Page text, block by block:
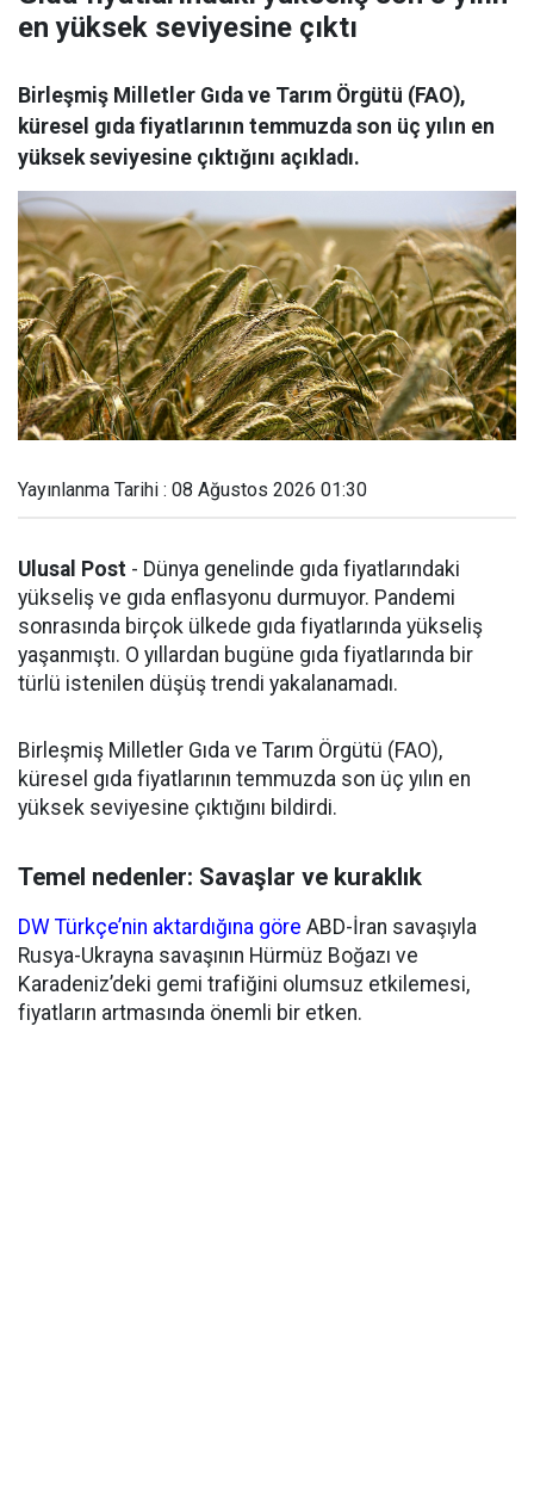
en yüksek seviyesine çıktı
Birleşmiş Milletler Gıda ve Tarım Örgütü (FAO),
küresel gıda fiyatlarının temmuzda son üç yılın en
yüksek seviyesine çıktığını açıkladı.
Yayınlanma Tarihi : 08 Ağustos 2026 01:30
Ulusal Post - Dünya genelinde gıda fiyatlarındaki
yükseliş ve gıda enflasyonu durmuyor. Pandemi
sonrasında birçok ülkede gıda fiyatlarında yükseliş
yaşanmıştı. O yıllardan bugüne gıda fiyatlarında bir
türlü istenilen düşüş trendi yakalanamadı.
Birleşmiş Milletler Gıda ve Tarım Örgütü (FAO),
küresel gıda fiyatlarının temmuzda son üç yılın en
yüksek seviyesine çıktığını bildirdi.
Temel nedenler: Savaşlar ve kuraklık
DW Türkçe’nin aktardığına göre ABD-İran savaşıyla
Rusya-Ukrayna savaşının Hürmüz Boğazı ve
Karadeniz’deki gemi trafiğini olumsuz etkilemesi,
fiyatların artmasında önemli bir etken.